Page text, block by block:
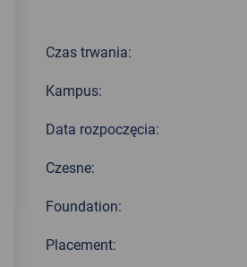
Czas trwania:
Kampus:
Data rozpoczęcia:
Czesne:
Foundation:
Placement: